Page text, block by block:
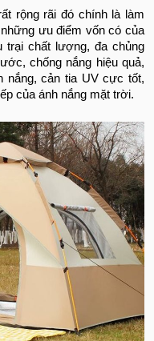
rộng rãi đó chính là làm
ưu điểm vốn có của
trại chất lượng, đa chủng
chống nắng hiệu quả,
nắng, cản tia UV cực tốt,
của ánh nắng mặt trời.